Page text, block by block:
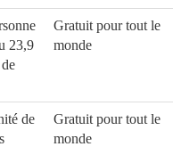
23,9
Gratuit pour tout le
monde
de
Gratuit pour tout le
monde